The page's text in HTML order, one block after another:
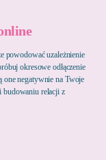
powodować uzależnienie
okresowe odłączenie
one negatywnie na Twoje
budowaniu relacji z